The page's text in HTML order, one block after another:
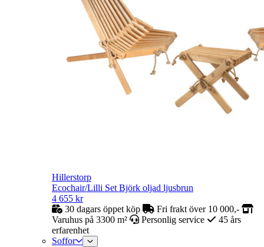
Hillerstorp
Ecochair/Lilli Set Björk oljad ljusbrun
4 655 kr
30 dagars öppet köp
Fri frakt över 10 000,-
Varuhus på 3300 m²
Personlig service
45 års
erfarenhet
Soffor